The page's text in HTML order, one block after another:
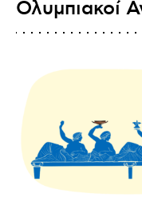
Ολυμπιακοί